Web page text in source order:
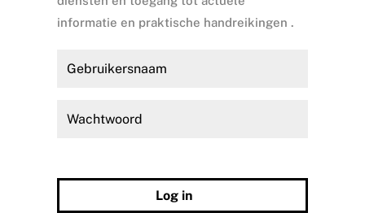
informatie en praktische handreikingen .
Log in